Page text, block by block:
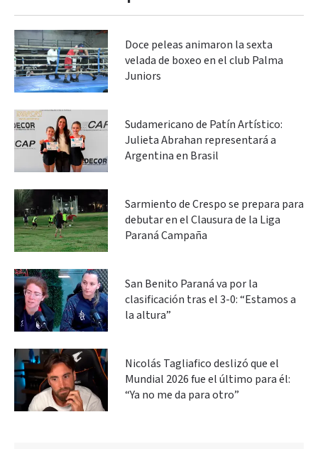
Doce peleas animaron la sexta
velada de boxeo en el club Palma
Juniors
Sudamericano de Patín Artístico:
Julieta Abrahan representará a
Argentina en Brasil
Sarmiento de Crespo se prepara para
debutar en el Clausura de la Liga
Paraná Campaña
San Benito Paraná va por la
clasificación tras el 3-0: “Estamos a
la altura”
Nicolás Tagliafico deslizó que el
Mundial 2026 fue el último para él:
“Ya no me da para otro”